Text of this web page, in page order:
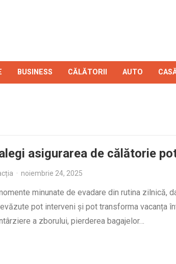
BUSINESS CĂLĂTORII AUTO
asigurarea de călătorie
· noiembrie 24, 2025
minunate de evadare din rutina zilnică,
pot interveni și pot transforma vacanța
a zborului, pierderea bagajelor…